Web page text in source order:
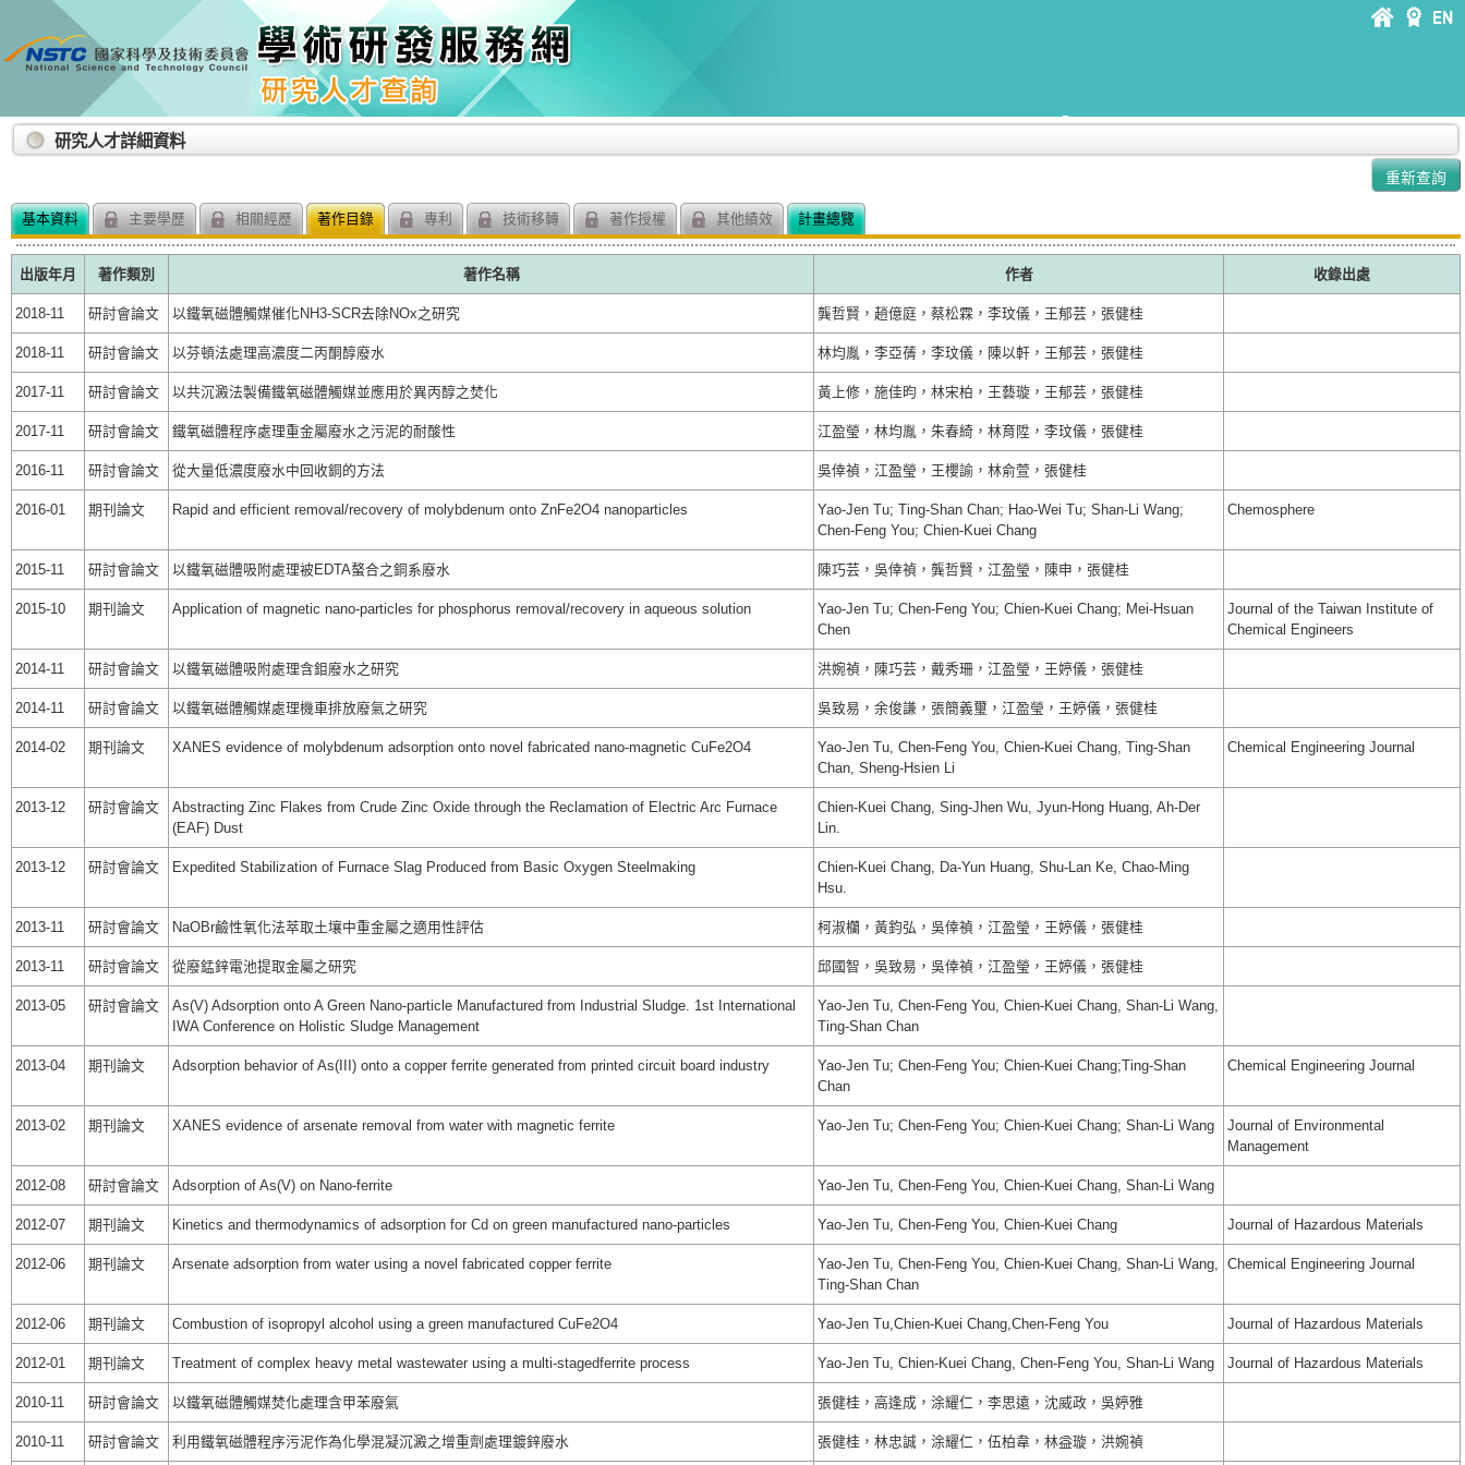
::: 研究人才詳細資料
基本資料 主要學歷 相關經歷 著作目錄 專利 技術移轉 著作授權 其他績效 計畫總覽
出版年月 著作類別 著作名稱 作者 收錄出處
2018-11 研討會論文 以鐵氧磁體觸媒催化NH3-SCR去除NOx之研究 龔哲賢，趙億庭，蔡松霖，李玟儀，王郁芸，張健桂
2018-11 研討會論文 以芬頓法處理高濃度二丙酮醇廢水 林均胤，李亞蒨，李玟儀，陳以軒，王郁芸，張健桂
2017-11 研討會論文 以共沉澱法製備鐵氧磁體觸媒並應用於異丙醇之焚化 黃上修，施佳昀，林宋柏，王藝璇，王郁芸，張健桂
2017-11 研討會論文 鐵氧磁體程序處理重金屬廢水之污泥的耐酸性 江盈瑩，林均胤，朱春綺，林育陞，李玟儀，張健桂
2016-11 研討會論文 從大量低濃度廢水中回收銅的方法 吳倖禎，江盈瑩，王櫻諭，林俞萱，張健桂
2016-01 期刊論文 Rapid and efficient removal/recovery of molybdenum onto ZnFe2O4 nanoparticles
Yao-Jen Tu; Ting-Shan Chan; Hao-Wei Tu; Shan-Li Wang;
Chen-Feng You; Chien-Kuei Chang
Chemosphere
2015-11 研討會論文 以鐵氧磁體吸附處理被EDTA螯合之銅系廢水 陳巧芸，吳倖禎，龔哲賢，江盈瑩，陳申，張健桂
2015-10 期刊論文 Application of magnetic nano-particles for phosphorus removal/recovery in aqueous solution
Yao-Jen Tu; Chen-Feng You; Chien-Kuei Chang; Mei-Hsuan
Chen
Journal of the Taiwan Institute of
Chemical Engineers
2014-11 研討會論文 以鐵氧磁體吸附處理含鉬廢水之研究 洪婉禎，陳巧芸，戴秀珊，江盈瑩，王婷儀，張健桂
2014-11 研討會論文 以鐵氧磁體觸媒處理機車排放廢氣之研究 吳致易，余俊謙，張簡義璽，江盈瑩，王婷儀，張健桂
2014-02 期刊論文 XANES evidence of molybdenum adsorption onto novel fabricated nano-magnetic CuFe2O4
Yao-Jen Tu, Chen-Feng You, Chien-Kuei Chang, Ting-Shan
Chan, Sheng-Hsien Li
Chemical Engineering Journal
2013-12 研討會論文
Abstracting Zinc Flakes from Crude Zinc Oxide through the Reclamation of Electric Arc Furnace
(EAF) Dust
Chien-Kuei Chang, Sing-Jhen Wu, Jyun-Hong Huang, Ah-Der
Lin.
2013-12 研討會論文 Expedited Stabilization of Furnace Slag Produced from Basic Oxygen Steelmaking
Chien-Kuei Chang, Da-Yun Huang, Shu-Lan Ke, Chao-Ming
Hsu.
2013-11 研討會論文 NaOBr鹼性氧化法萃取土壤中重金屬之適用性評估 柯淑欗，黃鈞弘，吳倖禎，江盈瑩，王婷儀，張健桂
2013-11 研討會論文 從廢錳鋅電池提取金屬之研究 邱國智，吳致易，吳倖禎，江盈瑩，王婷儀，張健桂
2013-05 研討會論文
As(V) Adsorption onto A Green Nano-particle Manufactured from Industrial Sludge. 1st International
IWA Conference on Holistic Sludge Management
Yao-Jen Tu, Chen-Feng You, Chien-Kuei Chang, Shan-Li Wang,
Ting-Shan Chan
2013-04 期刊論文 Adsorption behavior of As(III) onto a copper ferrite generated from printed circuit board industry
Yao-Jen Tu; Chen-Feng You; Chien-Kuei Chang;Ting-Shan
Chan
Chemical Engineering Journal
2013-02 期刊論文 XANES evidence of arsenate removal from water with magnetic ferrite Yao-Jen Tu; Chen-Feng You; Chien-Kuei Chang; Shan-Li Wang
Journal of Environmental
Management
2012-08 研討會論文 Adsorption of As(V) on Nano-ferrite Yao-Jen Tu, Chen-Feng You, Chien-Kuei Chang, Shan-Li Wang
2012-07 期刊論文 Kinetics and thermodynamics of adsorption for Cd on green manufactured nano-particles Yao-Jen Tu, Chen-Feng You, Chien-Kuei Chang Journal of Hazardous Materials
2012-06 期刊論文 Arsenate adsorption from water using a novel fabricated copper ferrite
Yao-Jen Tu, Chen-Feng You, Chien-Kuei Chang, Shan-Li Wang,
Ting-Shan Chan
Chemical Engineering Journal
2012-06 期刊論文 Combustion of isopropyl alcohol using a green manufactured CuFe2O4 Yao-Jen Tu,Chien-Kuei Chang,Chen-Feng You Journal of Hazardous Materials
2012-01 期刊論文 Treatment of complex heavy metal wastewater using a multi-stagedferrite process Yao-Jen Tu, Chien-Kuei Chang, Chen-Feng You, Shan-Li Wang Journal of Hazardous Materials
2010-11 研討會論文 以鐵氧磁體觸媒焚化處理含甲苯廢氣 張健桂，高逢成，涂耀仁，李思遠，沈威政，吳婷雅
2010-11 研討會論文 利用鐵氧磁體程序污泥作為化學混凝沉澱之增重劑處理鍍鋅廢水 張健桂，林忠誠，涂耀仁，伍柏韋，林益璇，洪婉禎